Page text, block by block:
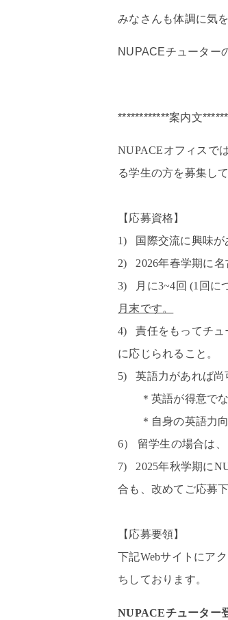
みなさんも体調に気
NUPACEチューター
************案内文
NUPACEオフィスで
る学生の方を募集し
【応募資格】
1) 国際交流に興味
2) 2026年春学期に
3)
月に3~4回 (1 回に
月末です。
4)責任をもってチ
に応じられること。
5)英語力があれば尚
＊英語が得意でな
＊自身の英語力向
6） 留学生の場合は
7) 2025年秋学期に
合も、改めてご応募下
【応募要領】
下記Webサイトにア
ちしております。
NUPACEチューター